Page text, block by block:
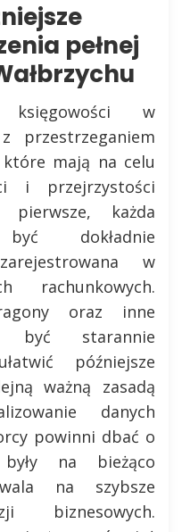
pełnej
księgowości w
przestrzeganiem
mają na celu
i przejrzystości
każda
dokładnie
w
rachunkowych.
oraz inne
być starannie
późniejsze
ważną zasadą
danych
powinni dbać o
na bieżąco
na szybsze
biznesowych.